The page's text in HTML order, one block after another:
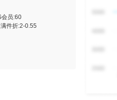
会员:60
满件折:2-0.55